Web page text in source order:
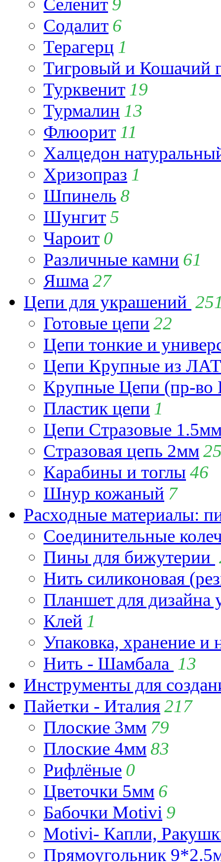
Содалит 6
Терагерц 1
Тигровый и Кошачий
Турквенит 19
Турмалин 13
Флюорит 11
Халцедон
Хризопраз 1
Шпинель 8
Шунгит5
Чароит 0
Различные камни 61
Яшма 27
Цепи для украшений
Готовые цепи 22
Цепи тонкие и
Цепи Крупные из
Крупные Цепи (пр-во
Пластик цепи 1
Цепи Стразовые
Стразовая цепь 2мм
Карабины и тоглы 46
Шнур кожаный 7
Расходные материалы:
Соединительные
Пины для бижутерии
Нить силиконовая
Планшет для
Клей 1
Упаковка, хранение и
Нить - Шамбала 13
Инструменты для
Пайетки - Италия217
Плоские 3мм 79
Плоские 4мм83
Рифлёные 0
Цветочки 5мм 6
Бабочки Motivi 9
Motivi- Капли,
Прямоугольник